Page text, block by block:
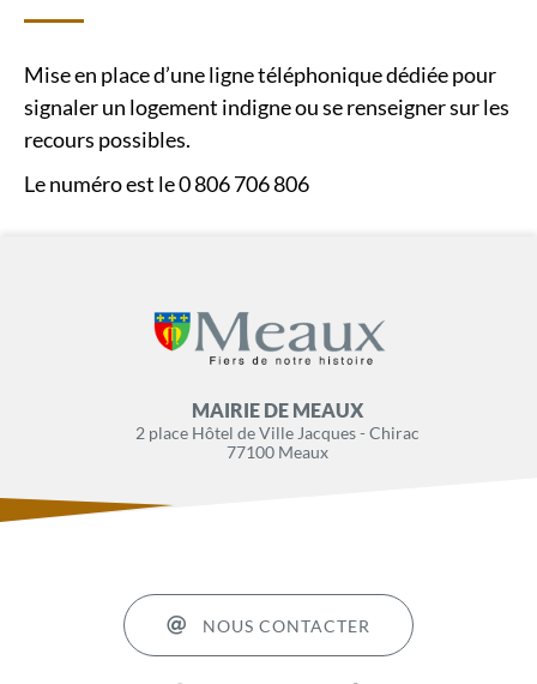
Mise en place d’une ligne téléphonique dédiée pour
signaler un logement indigne ou se renseigner sur les
recours possibles.
Le numéro est le 0 806 706 806
MAIRIE DE MEAUX
2 place Hôtel de Ville Jacques - Chirac
77100 Meaux
NOUS CONTACTER